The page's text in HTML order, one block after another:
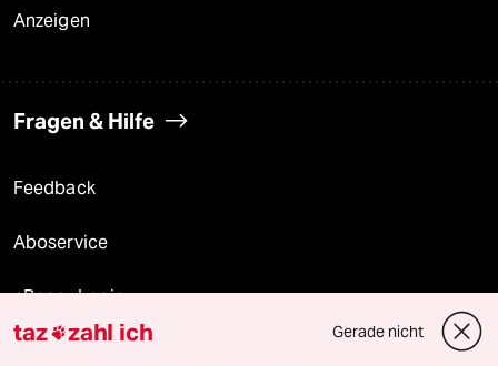
Anzeigen
Fragen & Hilfe
Feedback
Aboservice
ePaper Login
taz zahl ich Gerade nicht